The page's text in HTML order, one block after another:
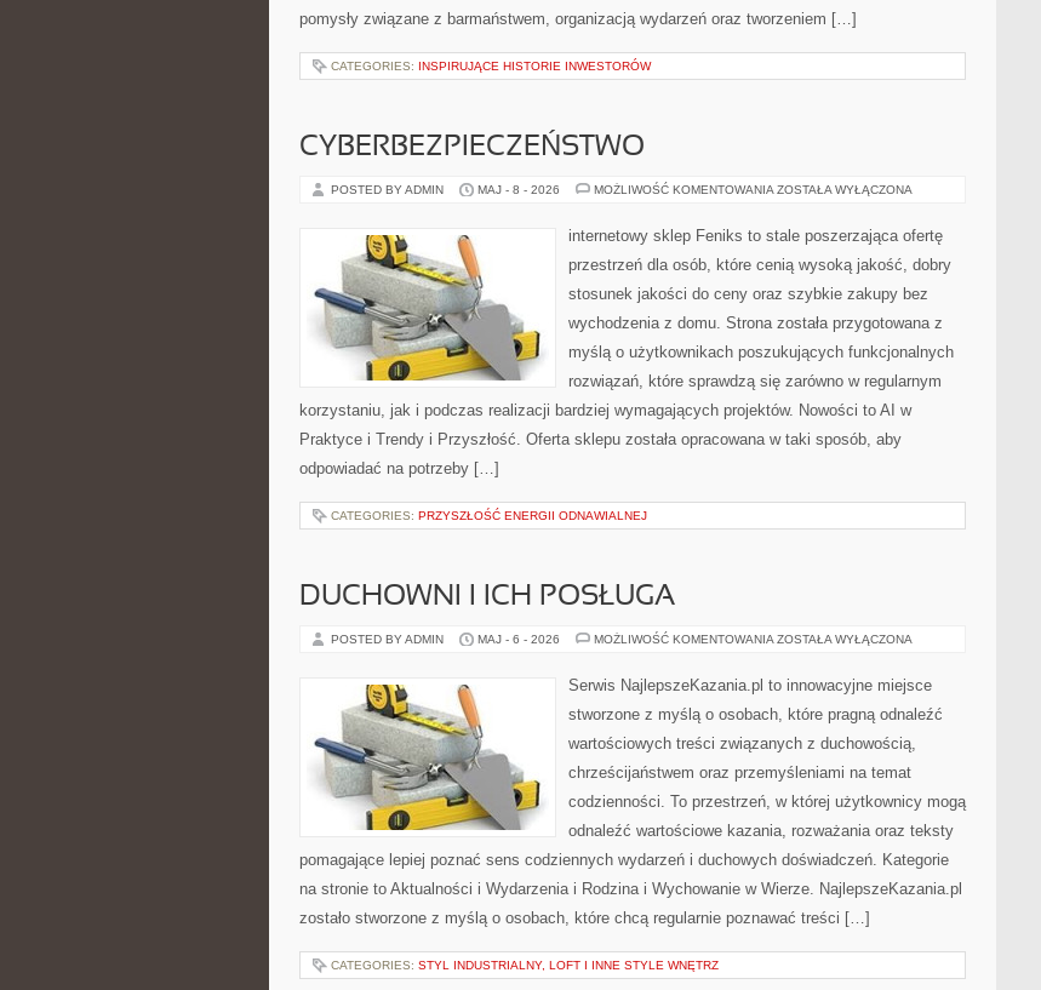
pomysły związane z barmaństwem, organizacją wydarzeń oraz tworzeniem […]
CATEGORIES: INSPIRUJĄCE HISTORIE INWESTORÓW
CYBERBEZPIECZEŃSTWO
POSTED BY ADMIN MAJ - 8 - 2026 MOŻLIWOŚĆ KOMENTOWANIA CYBERBEZPIECZEŃSTWO
ZOSTAŁA WYŁĄCZONA
internetowy sklep Feniks to stale poszerzająca ofertę
przestrzeń dla osób, które cenią wysoką jakość, dobry
stosunek jakości do ceny oraz szybkie zakupy bez
wychodzenia z domu. Strona została przygotowana z
myślą o użytkownikach poszukujących funkcjonalnych
rozwiązań, które sprawdzą się zarówno w regularnym
korzystaniu, jak i podczas realizacji bardziej wymagających projektów. Nowości to AI w
Praktyce i Trendy i Przyszłość. Oferta sklepu została opracowana w taki sposób, aby
odpowiadać na potrzeby […]
CATEGORIES: PRZYSZŁOŚĆ ENERGII ODNAWIALNEJ
DUCHOWNI I ICH POSŁUGA
POSTED BY ADMIN MAJ - 6 - 2026 MOŻLIWOŚĆ KOMENTOWANIA DUCHOWNI
POSŁUGA
ZOSTAŁA WYŁĄCZONA
Serwis NajlepszeKazania.pl to innowacyjne miejsce
stworzone z myślą o osobach, które pragną odnaleźć
wartościowych treści związanych z duchowością,
chrześcijaństwem oraz przemyśleniami na temat
codzienności. To przestrzeń, w której użytkownicy mogą
odnaleźć wartościowe kazania, rozważania oraz teksty
pomagające lepiej poznać sens codziennych wydarzeń i duchowych doświadczeń. Kategorie
na stronie to Aktualności i Wydarzenia i Rodzina i Wychowanie w Wierze. NajlepszeKazania.pl
zostało stworzone z myślą o osobach, które chcą regularnie poznawać treści […]
CATEGORIES: STYL INDUSTRIALNY, LOFT I INNE STYLE WNĘTRZ